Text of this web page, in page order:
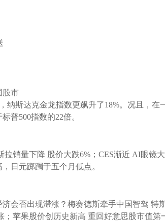
股市
纳斯达克金龙指数更飙升了18%。况且，在
普500指数的22倍。
销量下降 股价大跌6%；CES渐近 AI眼镜
日元踯躅于五个月低点。
会否出现滞涨？梅赛德斯牵手中国智驾 特
苹果股价创历史新高 重回好意思股市值第